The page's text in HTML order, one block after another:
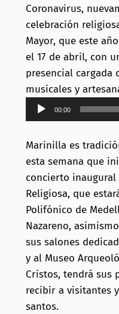
Coronavirus,
celebración
Mayor, que este
el 17 de abril, con
presencial cargada
musicales y
Reproductor
de
audio
00:00
Marinilla es
esta semana que
concierto inaugural
Religiosa, que
Polifónico de
Nazareno,
sus salones
y al Museo
Cristos, tendrá sus
recibir a visitantes
santos.